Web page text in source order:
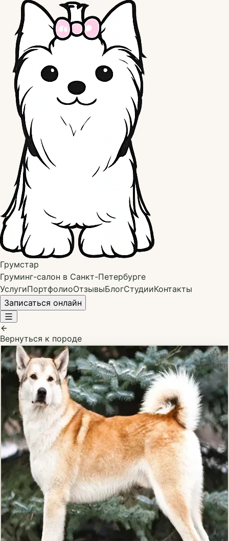
Грумстар
Груминг-салон в Санкт-Петербурге
УслугиПортфолиоОтзывыБлогСтудииКонтакты
Записаться онлайн
Вернуться к породе